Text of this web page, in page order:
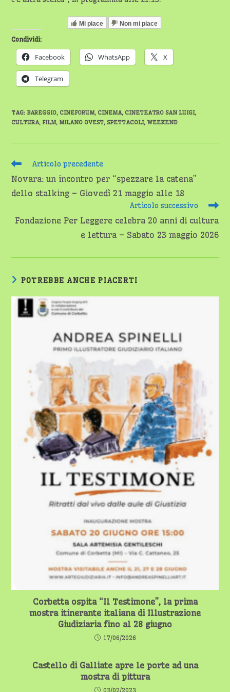
Mi piace Non mi piace
Condividi:
Facebook WhatsApp X
Telegram
TAG: BAREGGIO, CINEFORUM, CINEMA, CINETEATRO SAN LUIGI,
CULTURA, FILM, MILANO OVEST, SPETTACOLI, WEEKEND
Leggi
articoli
Articolo precedente
Novara: un incontro per “spezzare la catena”
dello stalking – Giovedì 21 maggio alle 18
Articolo successivo
Fondazione Per Leggere celebra 20 anni di cultura
e lettura – Sabato 23 maggio 2026
POTREBBE ANCHE PIACERTI
Corbetta ospita “Il Testimone”, la prima
mostra itinerante italiana di Illustrazione
Giudiziaria fino al 28 giugno
17/06/2026
Castello di Galliate apre le porte ad una
mostra di pittura
03/02/2023